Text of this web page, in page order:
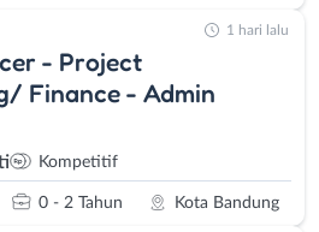
- Project
Finance - Admin
Kompetitif
0 - 2 Tahun Kota Bandung
1 hari lalu